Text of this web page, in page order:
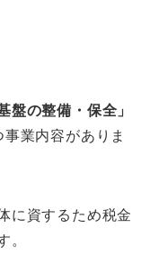
盤の整備・保全」
業内容がありま
に資するため税金
。